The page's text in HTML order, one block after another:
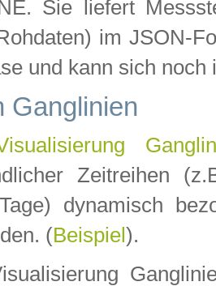
Sie liefert
im JSON-
und kann sich noch
Ganglinien
Zeitreihen
dynamisch
(Beispiel ).